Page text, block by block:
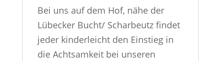
Bei uns auf dem Hof, nähe der
Lübecker Bucht/ Scharbeutz findet
jeder kinderleicht den Einstieg in
die Achtsamkeit bei unseren